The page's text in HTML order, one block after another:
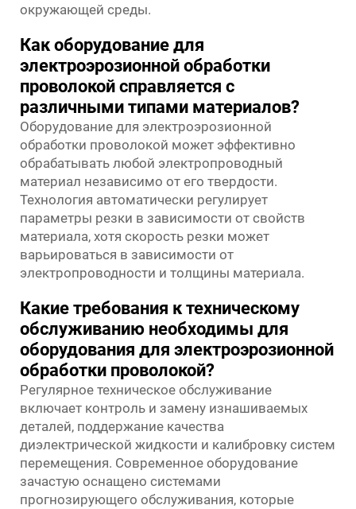
окружающей среды.
Как оборудование для
электроэрозионной обработки
проволокой справляется с
различными типами материалов?
Оборудование для электроэрозионной
обработки проволокой может эффективно
обрабатывать любой электропроводный
материал независимо от его твердости.
Технология автоматически регулирует
параметры резки в зависимости от свойств
материала, хотя скорость резки может
варьироваться в зависимости от
электропроводности и толщины материала.
Какие требования к техническому
обслуживанию необходимы для
оборудования для электроэрозионной
обработки проволокой?
Регулярное техническое обслуживание
включает контроль и замену изнашиваемых
деталей, поддержание качества
диэлектрической жидкости и калибровку систем
перемещения. Современное оборудование
зачастую оснащено системами
прогнозирующего обслуживания, которые